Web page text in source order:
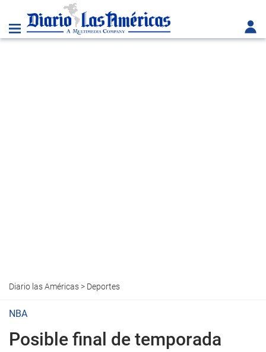
Diario las Américas> Deportes
NBA
Posible final de temporada